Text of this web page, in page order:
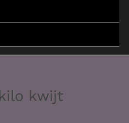
kwijt